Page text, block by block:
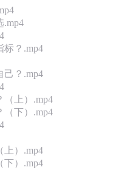
.mp4
标？.mp4
己？.mp4
（上）.mp4
（下）.mp4
上）.mp4
下）.mp4